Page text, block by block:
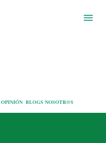
OPINIÓN BLOGS NOSOTR@S